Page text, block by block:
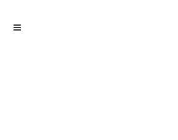
Skip
Skip